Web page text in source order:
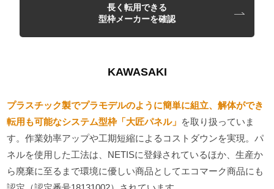
長く転用できる
型枠メーカーを確認
KAWASAKI
プラスチック製でプラモデルのように簡単に組立、解体ができ
転用も可能なシステム型枠「大匠パネル」 を取り扱っていま
す。作業効率アップや工期短縮によるコストダウンを実現。パ
ネルを使用した工法は、NETISに登録されているほか、生産か
ら廃棄に至るまで環境に優しい商品としてエコマーク商品にも